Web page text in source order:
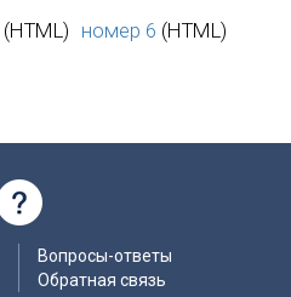
(HTML) номер 6 (HTML)
Вопросы-ответы
Обратная связь